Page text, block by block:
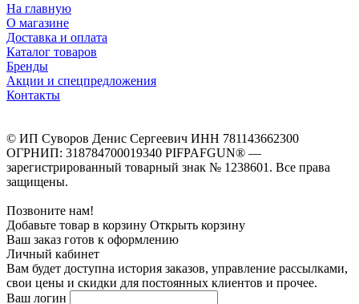
На главную
О магазине
Доставка и оплата
Каталог товаров
Бренды
Акции и спецпредложения
Контакты
© ИП Суворов Денис Сергеевич ИНН 781143662300
ОГРНИП: 318784700019340 PIFPAFGUN® —
зарегистрированный товарный знак № 1238601. Все права
защищены.
Позвоните нам!
Добавьте товар в корзину Открыть корзину
Ваш заказ готов к оформлению
Личный кабинет
Вам будет доступна история заказов, управление рассылками,
свои цены и скидки для постоянных клиентов и прочее.
Ваш логин